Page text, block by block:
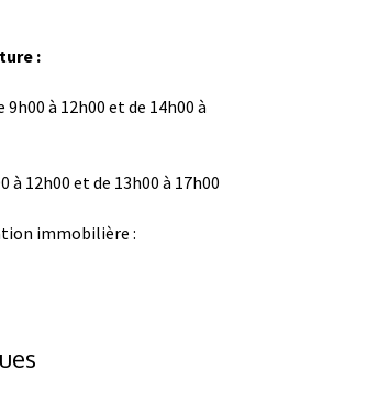
:
9h00 à 12h00 et de 14h00 à
à 12h00 et de 13h00 à 17h00
immobilière :